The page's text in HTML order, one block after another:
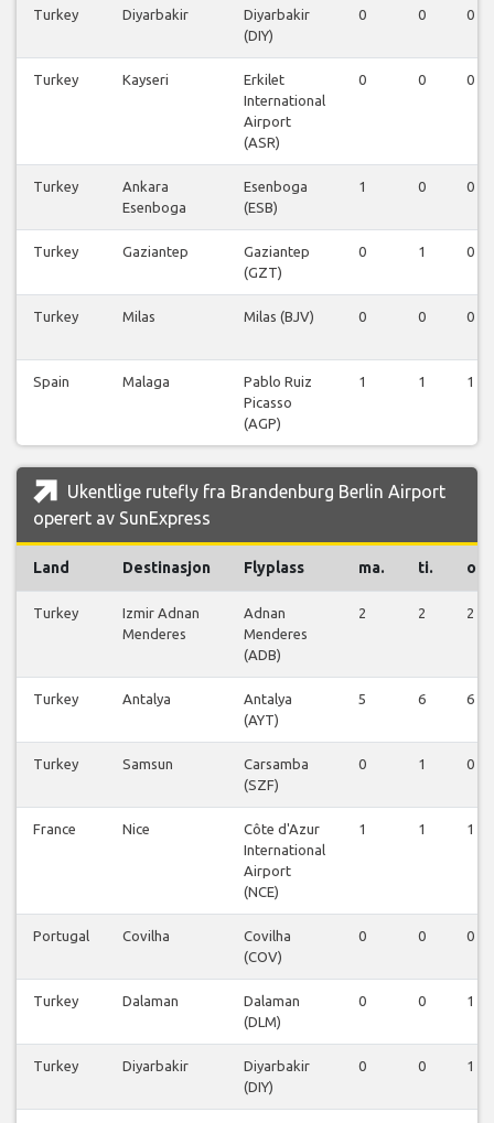
Turkey Diyarbakir
Diyarbakir
(DIY)
0 0 0
Turkey Kayseri
Erkilet
International
Airport
(ASR)
0 0 0
Turkey
Ankara
Esenboga
Esenboga
(ESB)
1 0 0
Turkey Gaziantep
Gaziantep
(GZT)
0 1 0
Turkey Milas Milas (BJV) 0 0 0
Spain Malaga
Pablo Ruiz
Picasso
(AGP)
1 1 1
Ukentlige rutefly fra Brandenburg Berlin Airport
operert av SunExpress
Land Destinasjon Flyplass ma. ti. on.
Turkey
Izmir Adnan
Menderes
Adnan
Menderes
(ADB)
2 2 2
Turkey Antalya
Antalya
(AYT)
5 6 6
Turkey Samsun
Carsamba
(SZF)
0 1 0
France Nice
Côte d'Azur
International
Airport
(NCE)
1 1 1
Portugal Covilha
Covilha
(COV)
0 0 0
Turkey Dalaman
Dalaman
(DLM)
0 0 1
Turkey Diyarbakir
Diyarbakir
(DIY)
0 0 1